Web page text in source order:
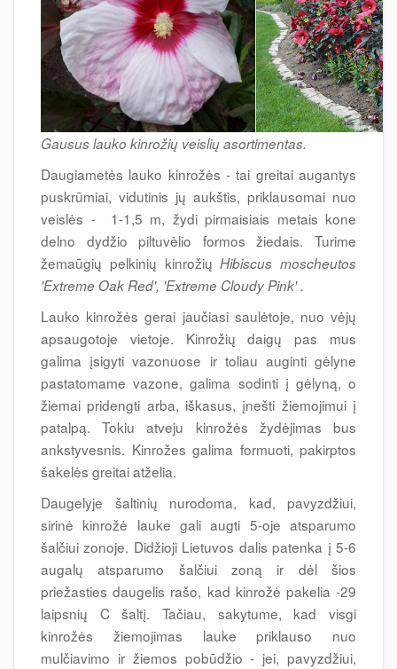
Gausus lauko kinrožių veislių asortimentas.
Daugiametės lauko kinrožės - tai greitai augantys
puskrūmiai, vidutinis jų aukštis, priklausomai nuo
veislės - 1-1,5 m, žydi pirmaisiais metais kone
delno dydžio piltuvėlio formos žiedais. Turime
žemaūgių pelkinių kinrožiųHibiscus moscheutos
'Extreme Oak Red', 'Extreme Cloudy Pink' .
Lauko kinrožės gerai jaučiasi saulėtoje, nuo vėjų
apsaugotoje vietoje. Kinrožių daigų pas mus
galima įsigyti vazonuose ir toliau auginti gėlyne
pastatomame vazone, galima sodinti į gėlyną, o
žiemai pridengti arba, iškasus, įnešti žiemojimui į
patalpą. Tokiu atveju kinrožės žydėjimas bus
ankstyvesnis. Kinrožes galima formuoti, pakirptos
šakelės greitai atželia.
Daugelyje šaltinių nurodoma, kad, pavyzdžiui,
sirinė kinrožė lauke gali augti 5-oje atsparumo
šalčiui zonoje. Didžioji Lietuvos dalis patenka į 5-6
augalų atsparumo šalčiui zoną ir dėl šios
priežasties daugelis rašo, kad kinrožė pakelia -29
laipsnių C šaltį. Tačiau, sakytume, kad visgi
kinrožės žiemojimas lauke priklauso nuo
mulčiavimo ir žiemos pobūdžio - jei, pavyzdžiui,